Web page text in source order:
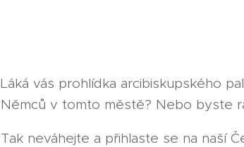
Láká vás prohlídka arcibiskupského
Němců v tomto městě? Nebo byste
Tak neváhejte a přihlaste se na naší